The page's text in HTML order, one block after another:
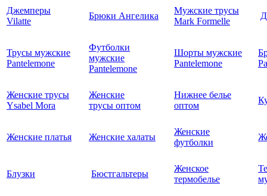
Джемперы
Vilatte
Брюки Ангелика
Мужские трусы
Mark Formelle
Трусы мужские
Pantelemone
Футболки
мужские
Pantelemone
Шорты мужские
Pantelemone
Женские трусы
Ysabel Mora
Женские
трусы оптом
Нижнее белье
оптом
Женские платья Женские халаты
Женские
футболки
Блузки Бюстгальтеры
Женское
термобелье